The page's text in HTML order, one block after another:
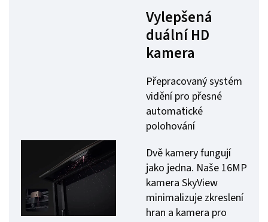
Vylepšená
duální HD
kamera
Přepracovaný systém
vidění pro přesné
automatické
polohování
Dvě kamery fungují
jako jedna. Naše 16MP
kamera SkyView
minimalizuje zkreslení
hran a kamera pro